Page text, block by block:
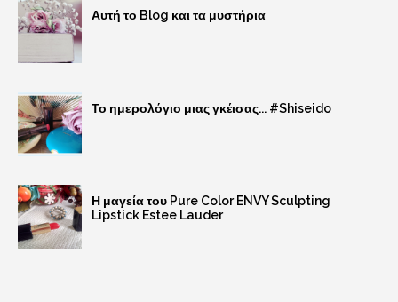
Αυτή το Blog και τα μυστήρια
Το ημερολόγιο μιας γκέισας... #Shiseido
Η μαγεία του Pure Color ENVY Sculpting
Lipstick Estee Lauder